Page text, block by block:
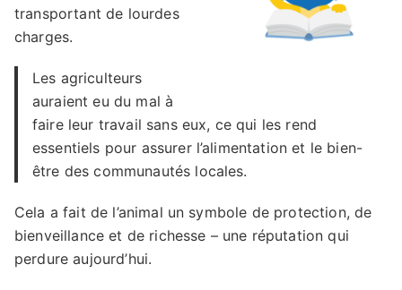
transportant de lourdes
charges.
Les agriculteurs
auraient eu du mal à
faire leur travail sans eux, ce qui les rend
essentiels pour assurer l’alimentation et le bien-
être des communautés locales.
Cela a fait de l’animal un symbole de protection, de
bienveillance et de richesse – une réputation qui
perdure aujourd’hui.